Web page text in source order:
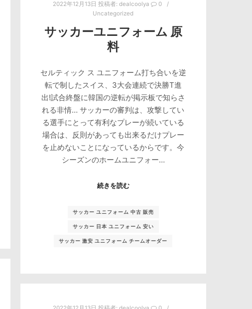
2022年12月13日 投稿者: dealcoolya
0
Uncategorized
サッカーユニフォーム 原
料
セルティック ス ユニフォーム打ち合いを逆
転で制したスイス、3大会連続で決勝T進
出!試合終盤に韓国の逆転が掲示板で知らさ
れる非情… サッカーの審判は、攻撃してい
る選手にとって有利なプレーが続いている
場合は、反則があっても出来るだけプレー
を止めないことになっているからです。今
シーズンのホームユニフォー…
続きを読む
サッカー ユニフォーム 中古 販売
サッカー 日本 ユニフォーム 安い
サッカー 激安 ユニフォーム チームオーダー